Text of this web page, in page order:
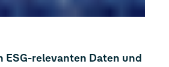
ESG-relevanten Daten und